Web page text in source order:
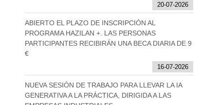
20-07-2026
ABIERTO EL PLAZO DE INSCRIPCIÓN AL
PROGRAMA HAZILAN +. LAS PERSONAS
PARTICIPANTES RECIBIRÁN UNA BECA DIARIA DE 9
€
16-07-2026
NUEVA SESIÓN DE TRABAJO PARA LLEVAR LA IA
GENERATIVA A LA PRÁCTICA, DIRIGIDA A LAS